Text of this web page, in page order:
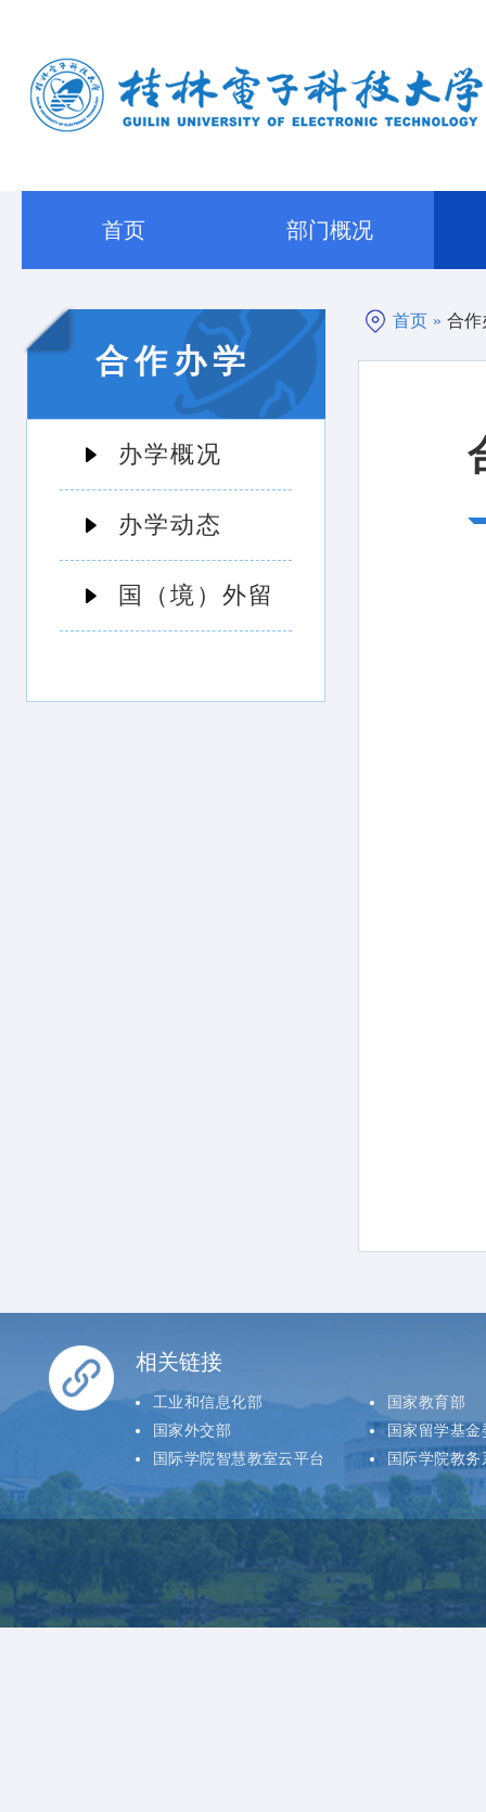
首页 部门概况
合作办学
办学概况
办学动态
国（境）外留
首页 » 合作
相关链接
工业和信息化部
国家教育部
国家外交部
国家留学基金
国际学院智慧教室云平台
国际学院教务